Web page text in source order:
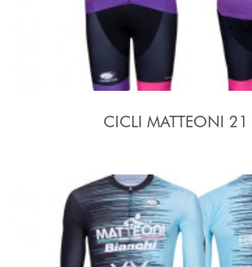
CICLI MATTEONI 21